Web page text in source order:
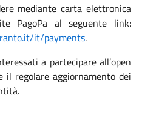
mediante carta elettronica
PagoPa al seguente link:
it/payments.
a partecipare all’open
regolare aggiornamento dei